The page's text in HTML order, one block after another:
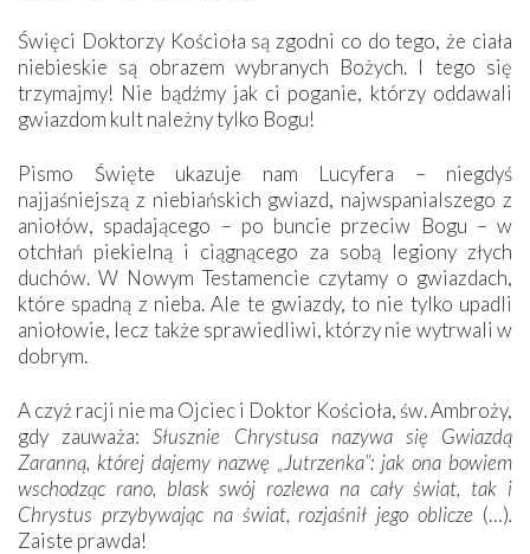
Święci Doktorzy Kościoła są zgodni co do tego, że ciała
niebieskie są obrazem wybranych Bożych. I tego się
trzymajmy! Nie bądźmy jak ci poganie, którzy oddawali
gwiazdom kult należny tylko Bogu!
Pismo Święte ukazuje nam Lucyfera – niegdyś
najjaśniejszą z niebiańskich gwiazd, najwspanialszego z
aniołów, spadającego – po buncie przeciw Bogu – w
otchłań piekielną i ciągnącego za sobą legiony złych
duchów. W Nowym Testamencie czytamy o gwiazdach,
które spadną z nieba. Ale te gwiazdy, to nie tylko upadli
aniołowie, lecz także sprawiedliwi, którzy nie wytrwali w
dobrym.
A czyż racji nie ma Ojciec i Doktor Kościoła, św. Ambroży,
gdy zauważa:Słusznie Chrystusa nazywa się Gwiazdą
Zaranną, której dajemy nazwę „Jutrzenka”: jak ona bowiem
wschodząc rano, blask swój rozlewa na cały świat, tak i
Chrystus przybywając na świat, rozjaśnił jego oblicze (…).
Zaiste prawda!